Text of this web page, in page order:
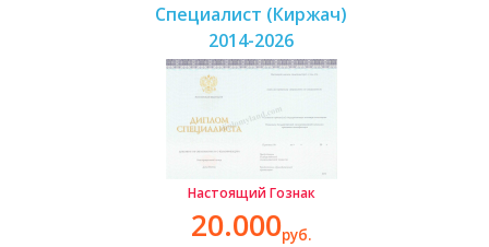
Специалист (Киржач)
2014-2026
Настоящий Гознак
20.000руб.